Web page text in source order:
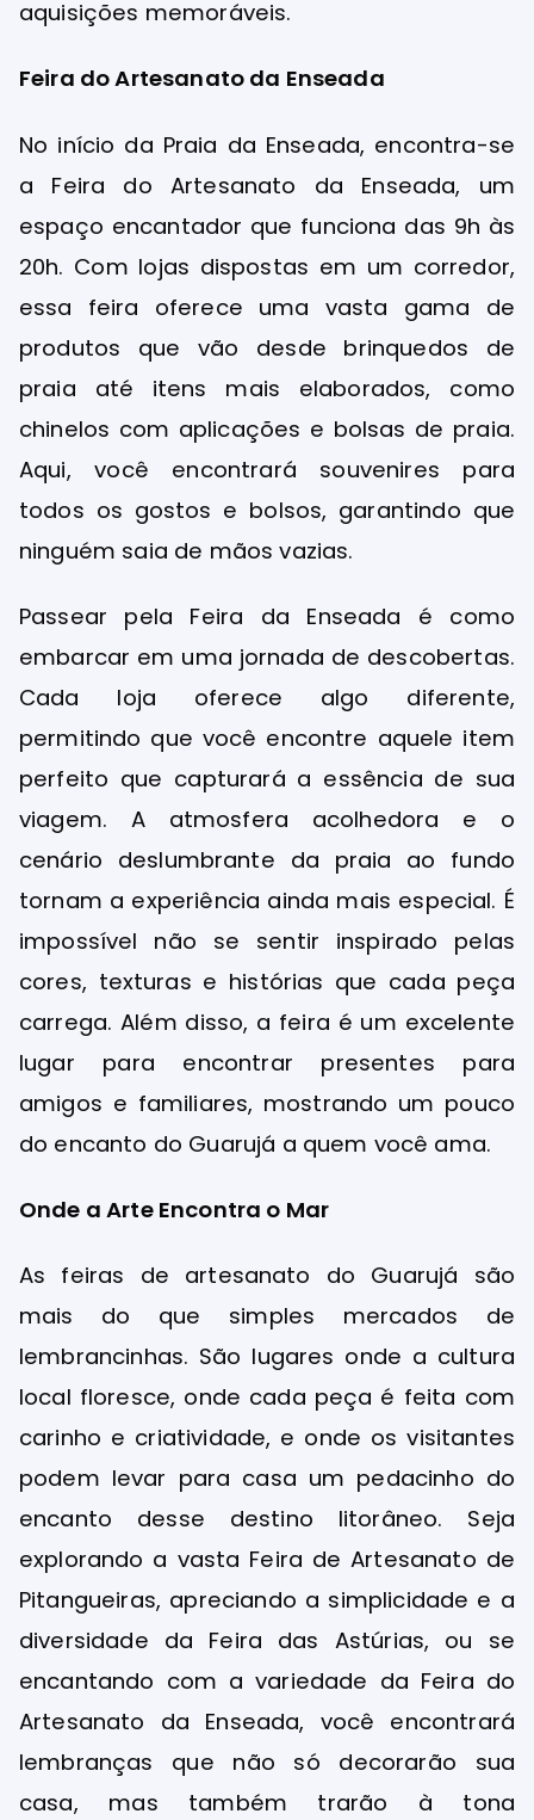
aquisições memoráveis.
Feira do Artesanato da Enseada
No início da Praia da Enseada, encontra-se
a Feira do Artesanato da Enseada, um
espaço encantador que funciona das 9h às
20h. Com lojas dispostas em um corredor,
essa feira oferece uma vasta gama de
produtos que vão desde brinquedos de
praia até itens mais elaborados, como
chinelos com aplicações e bolsas de praia.
Aqui, você encontrará souvenires para
todos os gostos e bolsos, garantindo que
ninguém saia de mãos vazias.
Passear pela Feira da Enseada é como
embarcar em uma jornada de descobertas.
Cada loja oferece algo diferente,
permitindo que você encontre aquele item
perfeito que capturará a essência de sua
viagem. A atmosfera acolhedora e o
cenário deslumbrante da praia ao fundo
tornam a experiência ainda mais especial. É
impossível não se sentir inspirado pelas
cores, texturas e histórias que cada peça
carrega. Além disso, a feira é um excelente
lugar para encontrar presentes para
amigos e familiares, mostrando um pouco
do encanto do Guarujá a quem você ama.
Onde a Arte Encontra o Mar
As feiras de artesanato do Guarujá são
mais do que simples mercados de
lembrancinhas. São lugares onde a cultura
local floresce, onde cada peça é feita com
carinho e criatividade, e onde os visitantes
podem levar para casa um pedacinho do
encanto desse destino litorâneo. Seja
explorando a vasta Feira de Artesanato de
Pitangueiras, apreciando a simplicidade e a
diversidade da Feira das Astúrias, ou se
encantando com a variedade da Feira do
Artesanato da Enseada, você encontrará
lembranças que não só decorarão sua
casa, mas também trarão à tona